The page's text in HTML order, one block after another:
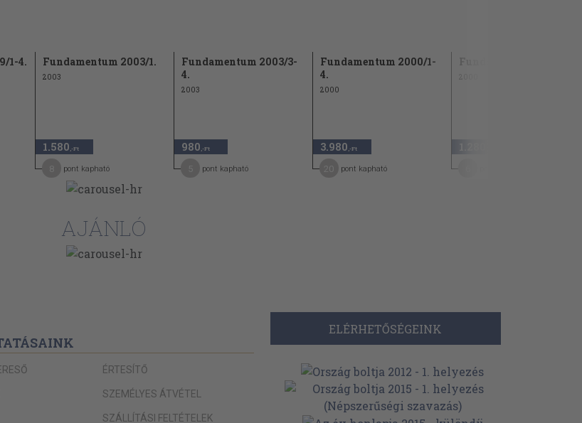
1-4. Fundamentum 2003/1.
2003
1.580 ,-Ft
pont kapható
Fundamentum 2003/3-
4.
2003
980 ,-Ft
pont kapható
Fundamentum 2000/1-
4.
2000
3.980 ,-Ft
pont kapható
Fundamentum 2000/4.
2000
AJÁNLÓ
ÉRTESÍTŐ
SZEMÉLYES ÁTVÉTEL
SZÁLLÍTÁSI FELTÉTELEK
ELÉRHETŐSÉGEINK